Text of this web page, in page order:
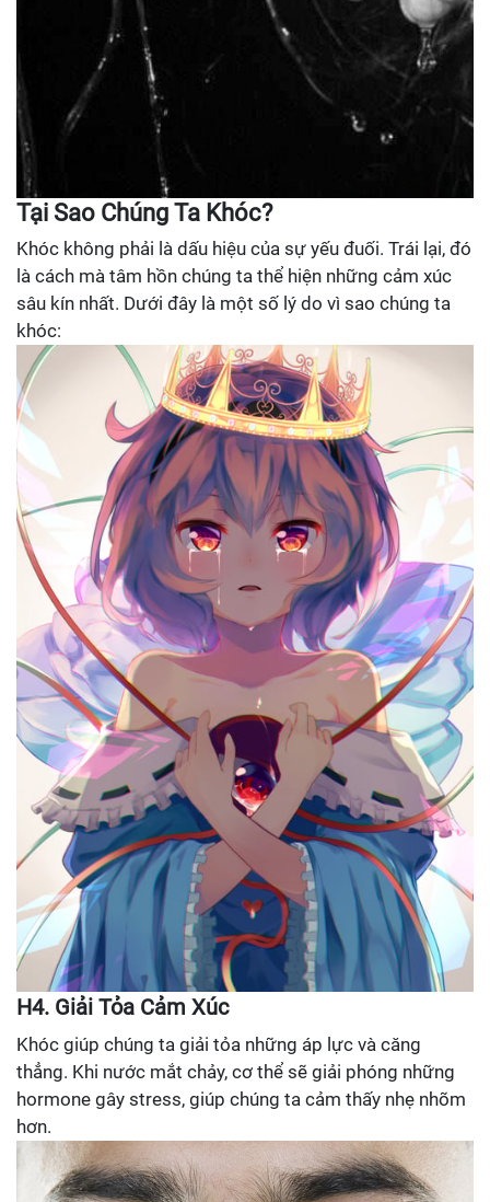
Tại Sao Chúng Ta Khóc?
Khóc không phải là dấu hiệu của sự yếu đuối. Trái lại, đó
là cách mà tâm hồn chúng ta thể hiện những cảm xúc
sâu kín nhất. Dưới đây là một số lý do vì sao chúng ta
khóc:
H4. Giải Tỏa Cảm Xúc
Khóc giúp chúng ta giải tỏa những áp lực và căng
thẳng. Khi nước mắt chảy, cơ thể sẽ giải phóng những
hormone gây stress, giúp chúng ta cảm thấy nhẹ nhõm
hơn.